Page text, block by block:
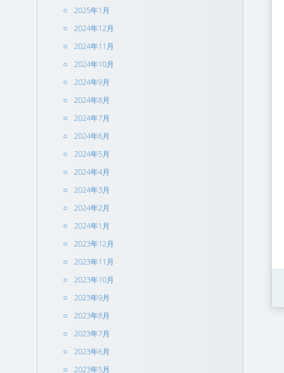
2025年1月
2024年12月
2024年11月
2024年10月
2024年9月
2024年8月
2024年7月
2024年6月
2024年5月
2024年4月
2024年3月
2024年2月
2024年1月
2023年12月
2023年11月
2023年10月
2023年9月
2023年8月
2023年7月
2023年6月
2023年5月